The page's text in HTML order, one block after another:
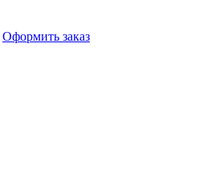
Оформить заказ